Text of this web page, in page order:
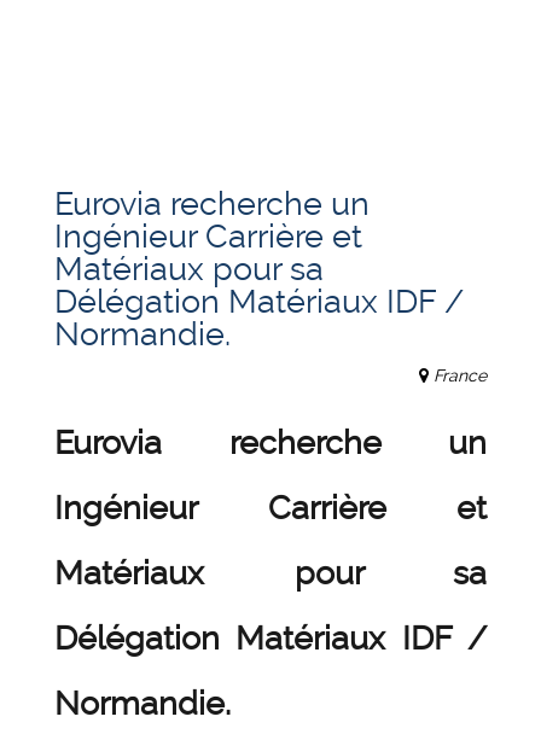
Eurovia recherche un
Ingénieur Carrière et
Matériaux pour sa
Délégation Matériaux IDF /
Normandie.
France
Eurovia recherche un
Ingénieur Carrière et
Matériaux pour sa
Délégation Matériaux IDF /
Normandie.